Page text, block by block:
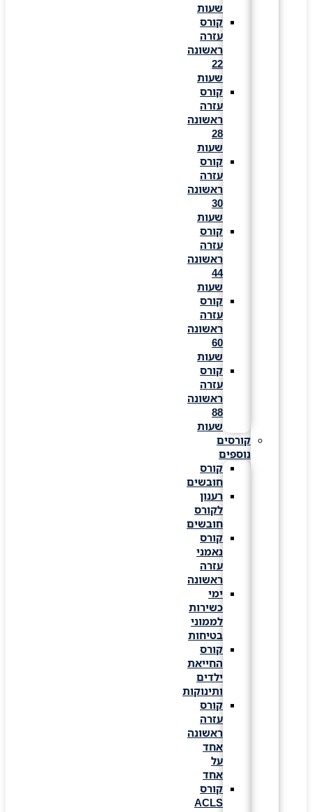
שעות
קורס
עזרה
ראשונה
שעות
קורס
עזרה
ראשונה
שעות
קורס
עזרה
ראשונה
שעות
קורס
עזרה
ראשונה
שעות
קורס
עזרה
ראשונה
שעות
קורס
עזרה
ראשונה
שעות
קורסים
נוספים
קורס
חובשים
רענון
לקורס
חובשים
קורס
נאמני
עזרה
ראשונה
ימי
כשירות
לממוני
בטיחות
קורס
החייאת
ילדים
ותינוקות
קורס
עזרה
ראשונה
קורס
ACLS